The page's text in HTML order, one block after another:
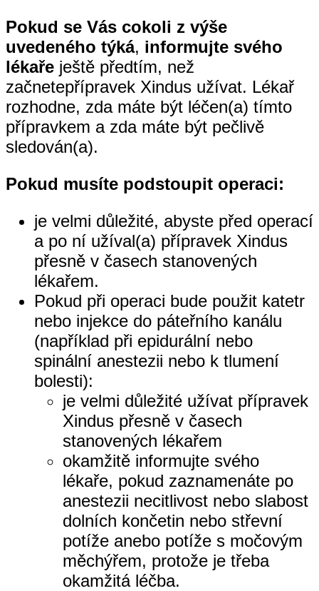
Pokud se Vás cokoli z výše
uvedeného týká, informujte svého
lékaře ještě předtím, než
začnetepřípravek Xindus užívat. Lékař
rozhodne, zda máte být léčen(a) tímto
přípravkem a zda máte být pečlivě
sledován(a).
Pokud musíte podstoupit operaci:
je velmi důležité, abyste před operací
a po ní užíval(a) přípravek Xindus
přesně v časech stanovených
lékařem.
Pokud při operaci bude použit katetr
nebo injekce do páteřního kanálu
(například při epidurální nebo
spinální anestezii nebo k tlumení
bolesti):
je velmi důležité užívat přípravek
Xindus přesně v časech
stanovených lékařem
okamžitě informujte svého
lékaře, pokud zaznamenáte po
anestezii necitlivost nebo slabost
dolních končetin nebo střevní
potíže anebo potíže s močovým
měchýřem, protože je třeba
okamžitá léčba.